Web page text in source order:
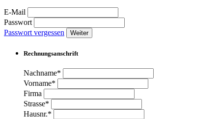
E-Mail
Passwort
Passwort vergessen
Weiter
Rechnungsanschrift
Nachname*
Vorname*
Firma
Strasse*
Hausnr.*